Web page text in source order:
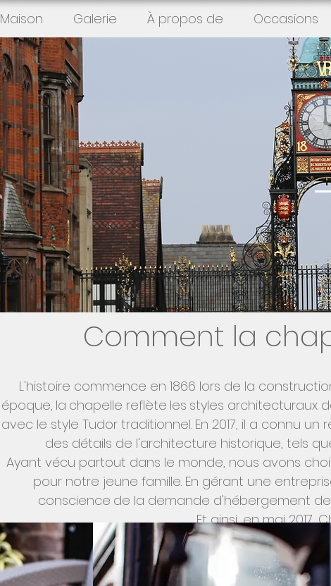
Maison Galerie À propos de Occasions
Comment la
L'histoire commence en 1866 lors de la
époque, la chapelle reflète les styles architecturaux
avec le style Tudor traditionnel. En 2017, il a connu
des détails de l'architecture historique, tels
Ayant vécu partout dans le monde, nous avons
pour notre jeune famille. En gérant une
conscience de la demande d'hébergement
Et ainsi, en mai 2017,
Notre mission est de fournir un hébergement
appartement unique est meublé selon des
meubles design et tout, de Netflix à l'oreiller en